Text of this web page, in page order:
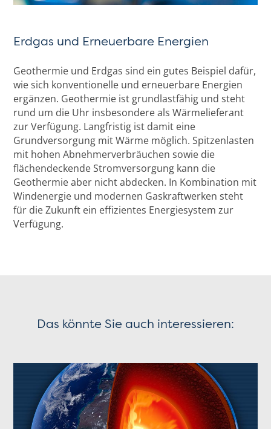
Erdgas und Erneuerbare Energien
Geothermie und Erdgas sind ein gutes Beispiel dafür,
wie sich konventionelle und erneuerbare Energien
ergänzen. Geothermie ist grundlastfähig und steht
rund um die Uhr insbesondere als Wärmelieferant
zur Verfügung. Langfristig ist damit eine
Grundversorgung mit Wärme möglich. Spitzenlasten
mit hohen Abnehmerverbräuchen sowie die
flächendeckende Stromversorgung kann die
Geothermie aber nicht abdecken. In Kombination mit
Windenergie und modernen Gaskraftwerken steht
für die Zukunft ein effizientes Energiesystem zur
Verfügung.
Das könnte Sie auch interessieren: